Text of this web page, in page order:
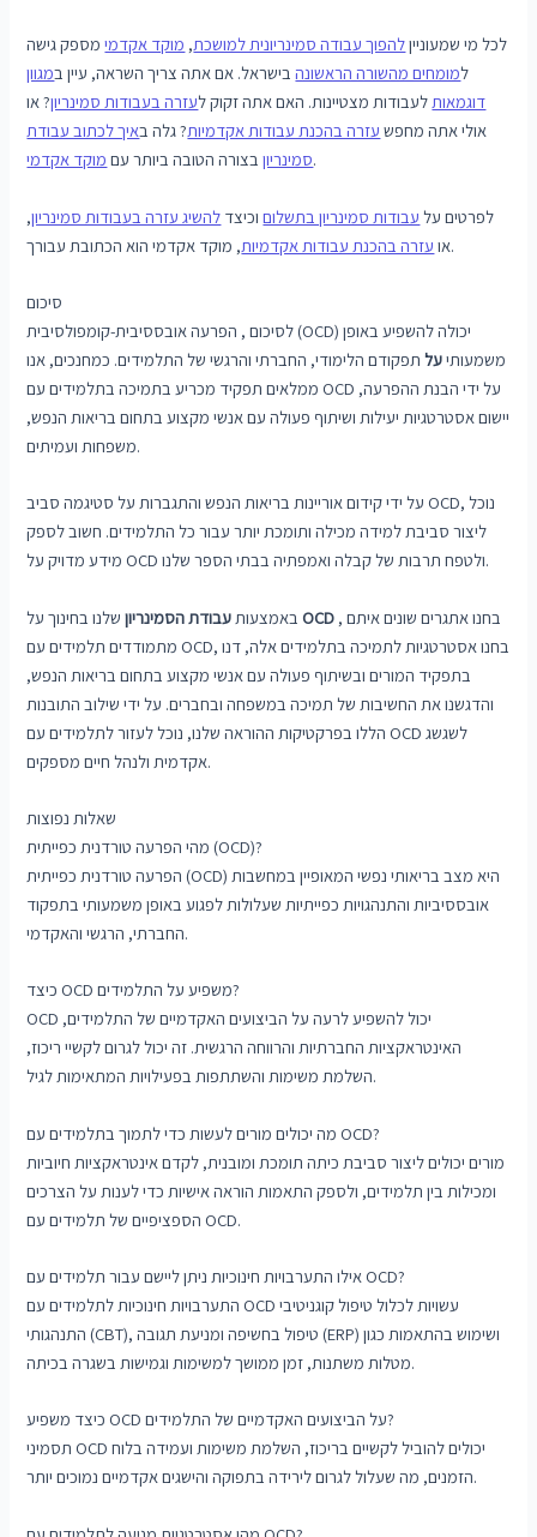
לכל מי שמעונייןלהפוך עבודה סמינריונית למושכת, מוקד אקדמימספק גישה
למומחים מהשורה הראשונהבישראל. אם אתה צריך השראה, עיין במגוון
דוגמאותלעבודות מצטיינות. האם אתה זקוק לעזרה בעבודות סמינריון? או
אולי אתה מחפש עזרה בהכנת עבודות אקדמיות? גלה באיך לכתוב עבודת
סמינריוןבצורה הטובה ביותר עם מוקד אקדמי .
לפרטים על עבודות סמינריון בתשלוםוכיצד להשיג עזרה בעבודות סמינריון,
או עזרה בהכנת עבודות אקדמיות , מוקד אקדמי הוא הכתובת עבורך.
סיכום
לסיכום , הפרעה אובססיבית-קומפולסיבית (OCD) יכולה להשפיע באופן
משמעותיעלתפקודם הלימודי, החברתי והרגשי של התלמידים. כמחנכים, אנו
ממלאים תפקיד מכריע בתמיכה בתלמידים עם OCD על ידי הבנת ההפרעה,
יישום אסטרטגיות יעילות ושיתוף פעולה עם אנשי מקצוע בתחום בריאות הנפש,
משפחות ועמיתים.
על ידי קידום אוריינות בריאות הנפש והתגברות על סטיגמה סביב OCD, נוכל
ליצור סביבת למידה מכילה ותומכת יותר עבור כל התלמידים. חשוב לספק
מידע מדויק על OCD ולטפח תרבות של קבלה ואמפתיה בבתי הספר שלנו.
באמצעות עבודת הסמינריון OCD , בחנו אתגרים שונים איתם
מתמודדים תלמידים עם OCD, בחנו אסטרטגיות לתמיכה בתלמידים אלה, דנו
בתפקיד המורים ובשיתוף פעולה עם אנשי מקצוע בתחום בריאות הנפש,
והדגשנו את החשיבות של תמיכה במשפחה ובחברים. על ידי שילוב התובנות
הללו בפרקטיקות ההוראה שלנו, נוכל לעזור לתלמידים עם OCD לשגשג
אקדמית ולנהל חיים מספקים.
שאלות נפוצות
מהי הפרעה טורדנית כפייתית (OCD)?
הפרעה טורדנית כפייתית (OCD) היא מצב בריאותי נפשי המאופיין במחשבות
אובססיביות והתנהגויות כפייתיות שעלולות לפגוע באופן משמעותי בתפקוד
החברתי, הרגשי והאקדמי.
כיצד OCD משפיע על התלמידים?
OCD יכול להשפיע לרעה על הביצועים האקדמיים של התלמידים,
האינטראקציות החברתיות והרווחה הרגשית. זה יכול לגרום לקשיי ריכוז,
השלמת משימות והשתתפות בפעילויות המתאימות לגיל.
מה יכולים מורים לעשות כדי לתמוך בתלמידים עם OCD?
מורים יכולים ליצור סביבת כיתה תומכת ומובנית, לקדם אינטראקציות חיוביות
ומכילות בין תלמידים, ולספק התאמות הוראה אישיות כדי לענות על הצרכים
הספציפיים של תלמידים עם OCD.
אילו התערבויות חינוכיות ניתן ליישם עבור תלמידים עם OCD?
התערבויות חינוכיות לתלמידים עם OCD עשויות לכלול טיפול קוגניטיבי
התנהגותי (CBT), טיפול בחשיפה ומניעת תגובה (ERP) ושימוש בהתאמות כגון
מטלות משתנות, זמן ממושך למשימות וגמישות בשגרה בכיתה.
כיצד משפיע OCD על הביצועים האקדמיים של התלמידים?
תסמיני OCD יכולים להוביל לקשיים בריכוז, השלמת משימות ועמידה בלוח
הזמנים, מה שעלול לגרום לירידה בתפוקה והישגים אקדמיים נמוכים יותר.